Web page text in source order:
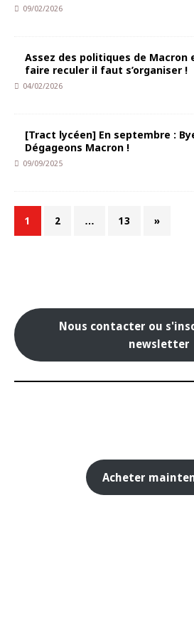
09/02/2026
Assez des politiques de Macron
faire reculer il faut s’organiser !
04/02/2026
[Tract lycéen] En septembre :
Dégageons Macron !
09/09/2025
1 2 … 13 »
Nous contacter ou
newsletter
Acheter